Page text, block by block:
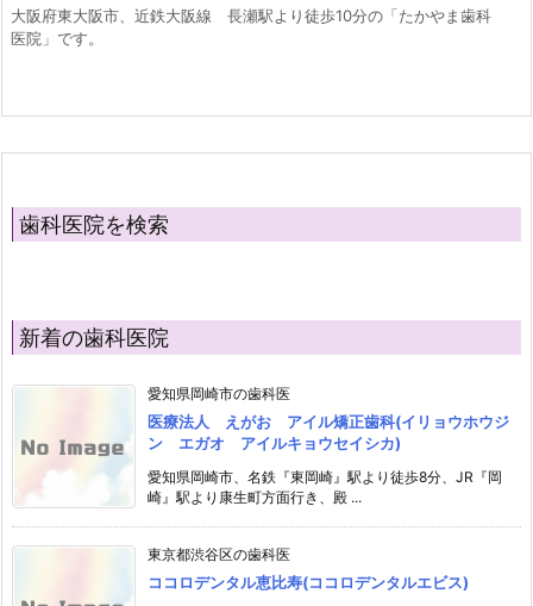
大阪府東大阪市、近鉄大阪線 長瀬駅より徒歩10分の「たかやま歯科
医院」です。
歯科医院を検索
新着の歯科医院
愛知県岡崎市の歯科医
医療法人 えがお アイル矯正歯科(イリョウホウジ
ン エガオ アイルキョウセイシカ)
愛知県岡崎市、名鉄『東岡崎』駅より徒歩8分、JR『岡
崎』駅より康生町方面行き、殿 ...
東京都渋谷区の歯科医
ココロデンタル恵比寿(ココロデンタルエビス)